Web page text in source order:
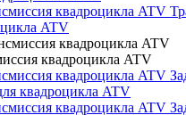
ATV
квадроцикла ATV
квадроцикла ATV
квадроцикла ATV